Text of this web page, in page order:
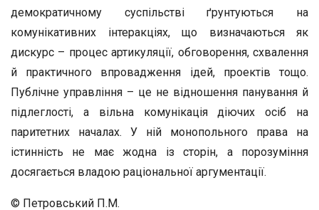
демократичному суспільстві ґрунтуються на
комунікативних інтеракціях, що визначаються як
дискурс – процес артикуляції, обговорення, схвалення
й практичного впровадження ідей, проектів тощо.
Публічне управління – це не відношення панування й
підлеглості, а вільна комунікація діючих осіб на
паритетних началах. У ній монопольного права на
істинність не має жодна із сторін, а порозуміння
досягається владою раціональної аргументації.
© Петровський П.М.